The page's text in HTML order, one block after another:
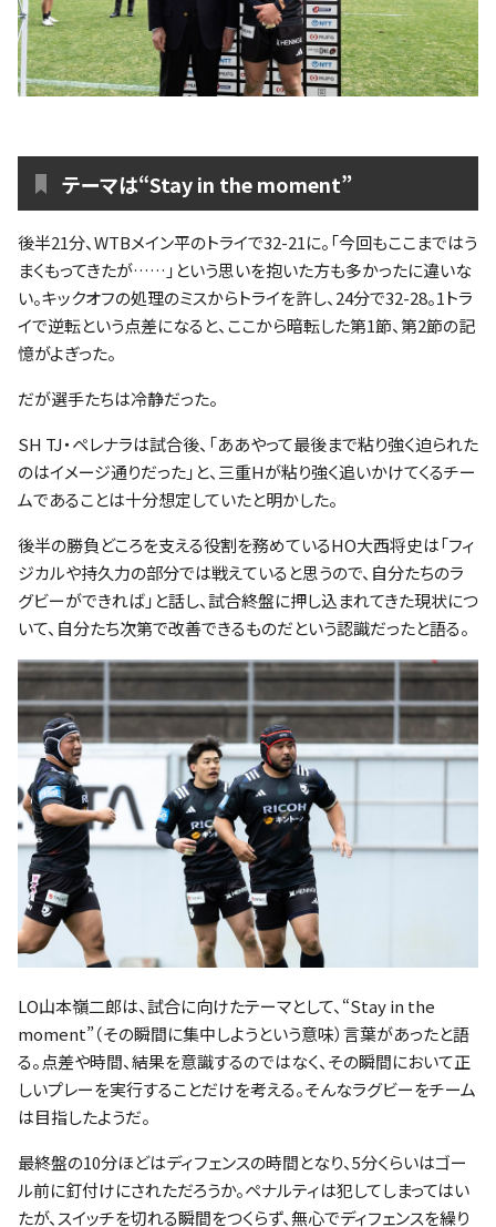
テーマは“Stay in the moment”
後半21分、WTBメイン平のトライで32-21に。「今回もここまではう
まくもってきたが……」という思いを抱いた方も多かったに違いな
い。キックオフの処理のミスからトライを許し、24分で32-28。1トラ
イで逆転という点差になると、ここから暗転した第1節、第2節の記
憶がよぎった。
だが選手たちは冷静だった。
SH TJ・ペレナラは試合後、「ああやって最後まで粘り強く迫られた
のはイメージ通りだった」と、三重Hが粘り強く追いかけてくるチー
ムであることは十分想定していたと明かした。
後半の勝負どころを支える役割を務めているHO大西将史は「フィ
ジカルや持久力の部分では戦えていると思うので、自分たちのラ
グビーができれば」と話し、試合終盤に押し込まれてきた現状につ
いて、自分たち次第で改善できるものだという認識だったと語る。
LO山本嶺二郎は、試合に向けたテーマとして、“Stay in the
moment”（その瞬間に集中しようという意味）言葉があったと語
る。点差や時間、結果を意識するのではなく、その瞬間において正
しいプレーを実行することだけを考える。そんなラグビーをチーム
は目指したようだ。
最終盤の10分ほどはディフェンスの時間となり、5分くらいはゴー
ル前に釘付けにされただろうか。ペナルティは犯してしまってはい
たが、スイッチを切れる瞬間をつくらず、無心でディフェンスを繰り